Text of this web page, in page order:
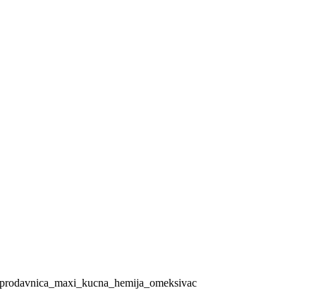
prodavnica_maxi_kucna_hemija_omeksivac